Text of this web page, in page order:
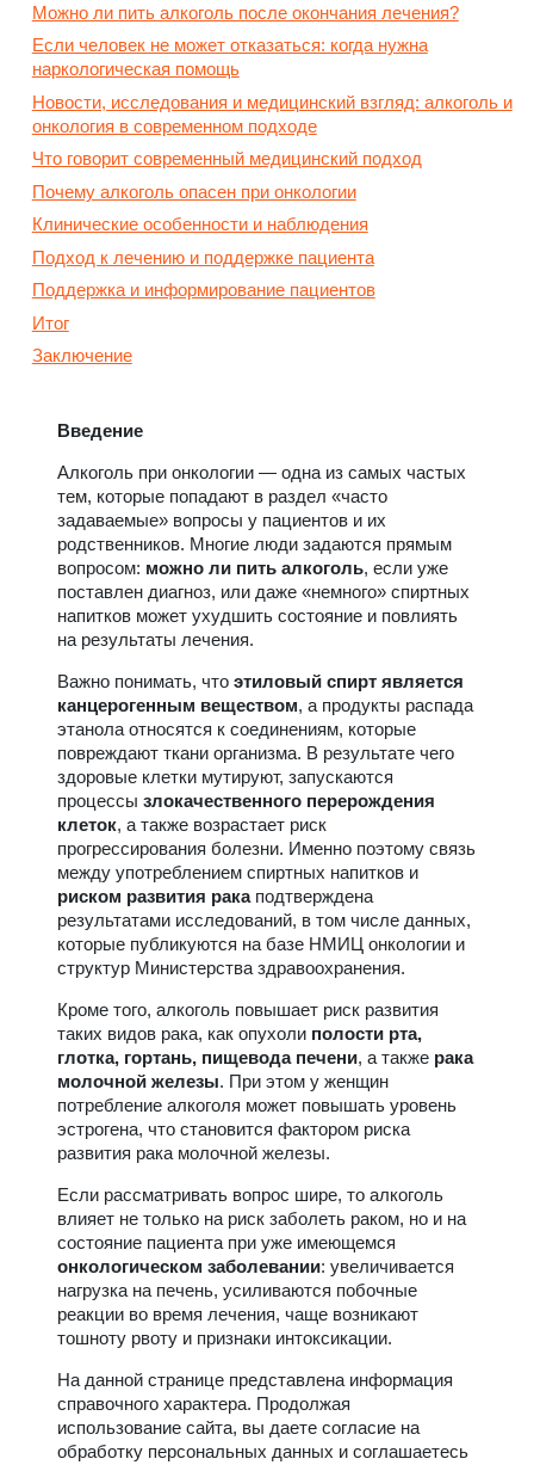
Можно ли пить алкоголь после окончания лечения?
Если человек не может отказаться: когда нужна
наркологическая помощь
Новости, исследования и медицинский взгляд: алкоголь и
онкология в современном подходе
Что говорит современный медицинский подход
Почему алкоголь опасен при онкологии
Клинические особенности и наблюдения
Подход к лечению и поддержке пациента
Поддержка и информирование пациентов
Итог
Заключение
Введение
Алкоголь при онкологии — одна из самых частых
тем, которые попадают в раздел «часто
задаваемые» вопросы у пациентов и их
родственников. Многие люди задаются прямым
вопросом: можно ли пить алкоголь, если уже
поставлен диагноз, или даже «немного» спиртных
напитков может ухудшить состояние и повлиять
на результаты лечения.
Важно понимать, что этиловый спирт является
канцерогенным веществом, а продукты распада
этанола относятся к соединениям, которые
повреждают ткани организма. В результате чего
здоровые клетки мутируют, запускаются
процессы злокачественного перерождения
клеток, а также возрастает риск
прогрессирования болезни. Именно поэтому связь
между употреблением спиртных напитков и
риском развития ракаподтверждена
результатами исследований, в том числе данных,
которые публикуются на базе НМИЦ онкологии и
структур Министерства здравоохранения.
Кроме того, алкоголь повышает риск развития
таких видов рака, как опухоли полости рта,
глотка, гортань, пищевода печени, а также рака
молочной железы. При этом у женщин
потребление алкоголя может повышать уровень
эстрогена, что становится фактором риска
развития рака молочной железы.
Если рассматривать вопрос шире, то алкоголь
влияет не только на риск заболеть раком, но и на
состояние пациента при уже имеющемся
онкологическом заболевании: увеличивается
нагрузка на печень, усиливаются побочные
реакции во время лечения, чаще возникают
тошноту рвоту и признаки интоксикации.
На данной странице представлена информация
справочного характера. Продолжая
использование сайта, вы даете согласие на
обработку персональных данных и соглашаетесь